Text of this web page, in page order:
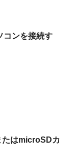
コンを接続す
たはmicroSDカ